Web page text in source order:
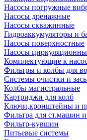
Насосы погружные
Насосы дренажные
Насосы скважинные
Гидроаккумуляторы и
Насосы поверхностные
Насосы
Комплектующие к
Фильтры и колбы для
Системы очистки и
Колбы магистральные
Картриджи для колб
Ключи,кронштейны и
Фильтра для ст.машин и
Фильтр-кувшин
Питьевые системы